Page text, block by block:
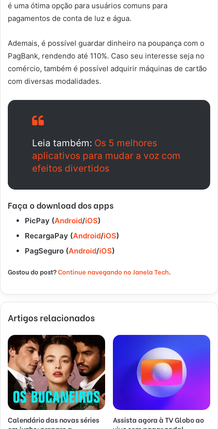
é uma ótima opção para usuários comuns para
pagamentos de conta de luz e água.
Ademais, é possível guardar dinheiro na poupança com o
PagBank, rendendo até 110%. Caso seu interesse seja no
comércio, também é possível adquirir máquinas de cartão
com diversas modalidades.
Leia também: Os 5 melhores
aplicativos para mudar a voz com
efeitos divertidos
Faça o download dos apps
PicPay (Android/iOS)
RecargaPay (Android/iOS)
PagSeguro (Android/iOS)
Gostou do post?Continue navegando no Janela Tech.
Artigos relacionados
Calendário das novas séries
Assista agora à TV Globo ao